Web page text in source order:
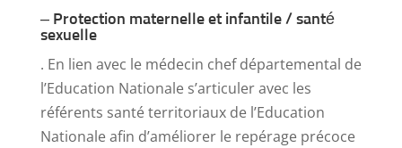
– Protection maternelle et infantile / santé
sexuelle
. En lien avec le médecin chef départemental de
l’Education Nationale s’articuler avec les
référents santé territoriaux de l’Education
Nationale afin d’améliorer le repérage précoce